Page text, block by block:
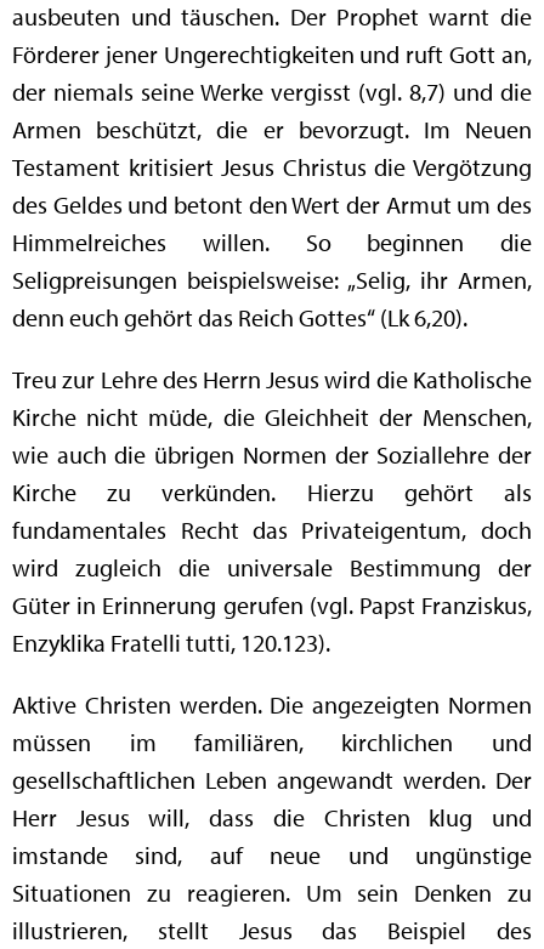
ausbeuten und täuschen. Der Prophet warnt die
Förderer jener Ungerechtigkeiten und ruft Gott an,
der niemals seine Werke vergisst (vgl. 8,7) und die
Armen beschützt, die er bevorzugt. Im Neuen
Testament kritisiert Jesus Christus die Vergötzung
des Geldes und betont den Wert der Armut um des
Himmelreiches willen. So beginnen die
Seligpreisungen beispielsweise: „Selig, ihr Armen,
denn euch gehört das Reich Gottes“ (Lk 6,20).
Treu zur Lehre des Herrn Jesus wird die Katholische
Kirche nicht müde, die Gleichheit der Menschen,
wie auch die übrigen Normen der Soziallehre der
Kirche zu verkünden. Hierzu gehört als
fundamentales Recht das Privateigentum, doch
wird zugleich die universale Bestimmung der
Güter in Erinnerung gerufen (vgl. Papst Franziskus,
Enzyklika Fratelli tutti, 120.123).
Aktive Christen werden. Die angezeigten Normen
müssen im familiären, kirchlichen und
gesellschaftlichen Leben angewandt werden. Der
Herr Jesus will, dass die Christen klug und
imstande sind, auf neue und ungünstige
Situationen zu reagieren. Um sein Denken zu
illustrieren, stellt Jesus das Beispiel des